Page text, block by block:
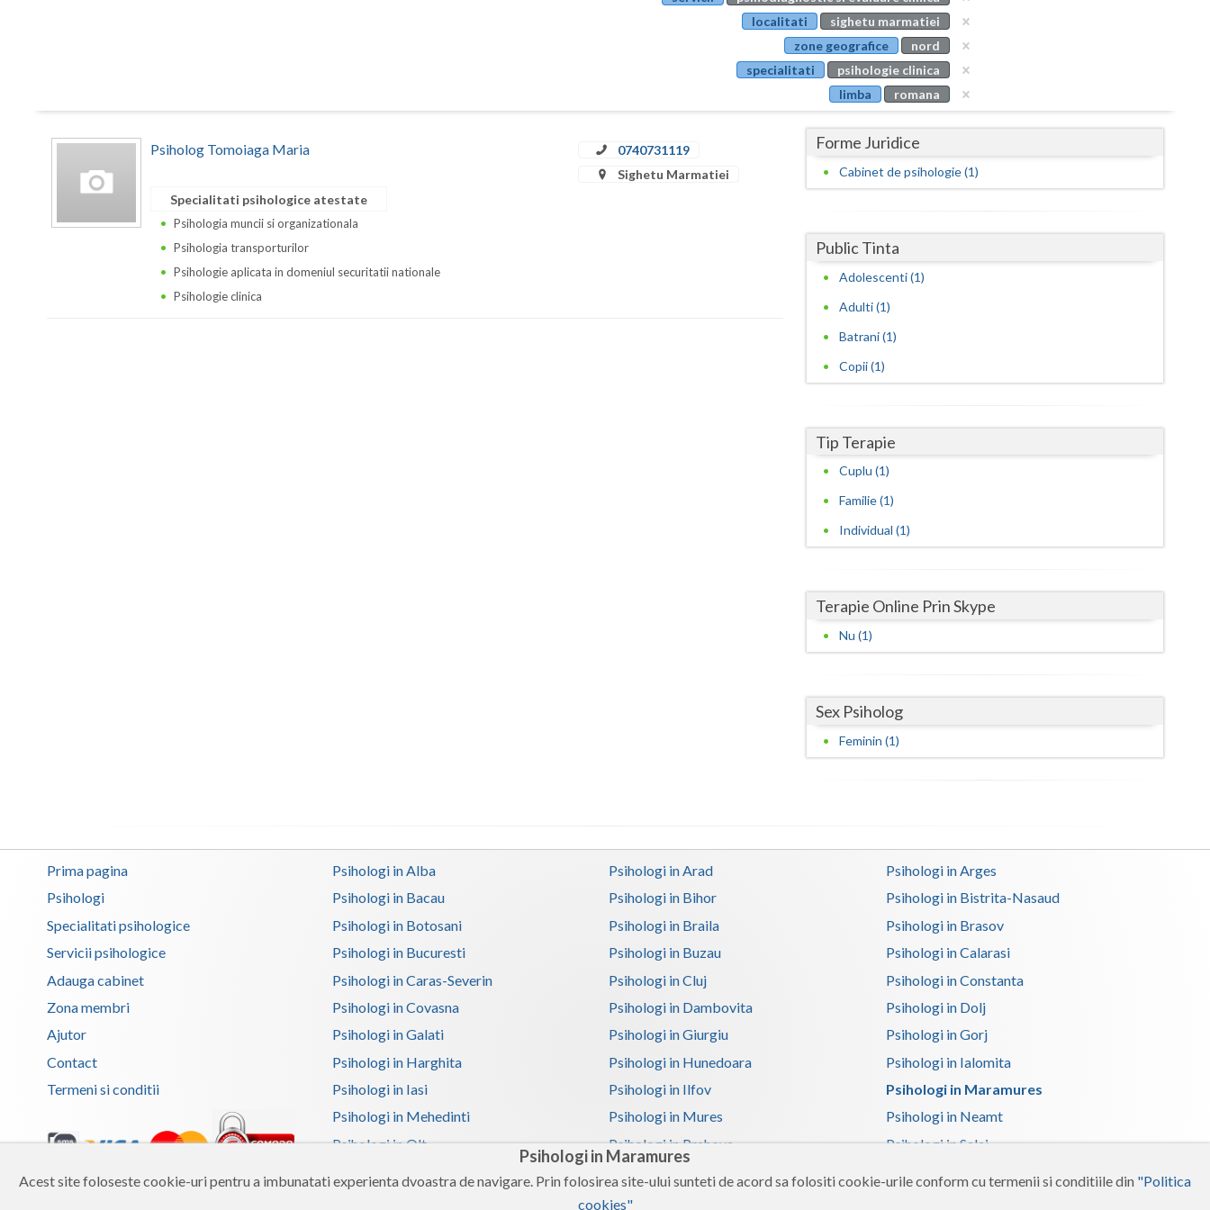
Psihologi in Maramures
Acest site foloseste cookie-uri pentru a imbunatati experienta dvoastra de navigare. Prin folosirea site-ului sunteti de acord sa folositi cookie-urile conform cu termenii si conditiile din "Politica
cookies"
Buzau
Calarasi
Caras-Severin
Covasna
Dolj
Ilfov
Mehedinti
Neamt
Olt
Sibiu
Suceava
Teleorman
Timis
Tulcea
Valcea
Vaslui
Vrancea
localitati
sighetu marmatiei
zone geografice
nord
specialitati
psihologie clinica
limba
romana
Psiholog Tomoiaga Maria
0740731119
Sighetu Marmatiei
Specialitati psihologice atestate
Psihologia muncii si organizationala
Psihologia transporturilor
Psihologie aplicata in domeniul securitatii nationale
Psihologie clinica
Forme Juridice
Cabinet de psihologie (1)
Public Tinta
Adolescenti (1)
Adulti (1)
Batrani (1)
Copii (1)
Tip Terapie
Cuplu (1)
Familie (1)
Individual (1)
Terapie Online Prin Skype
Nu (1)
Sex Psiholog
Feminin (1)
Prima pagina
Psihologi
Specialitati psihologice
Servicii psihologice
Adauga cabinet
Zona membri
Ajutor
Contact
Termeni si conditii
Copyright 2026 Reframing SRL
Psihologi in Alba Psihologi in Arad
Psihologi in Arges
Psihologi in Bacau
Psihologi in Bihor
Psihologi in Bistrita-Nasaud
Psihologi in Botosani
Psihologi in Braila
Psihologi in Brasov
Psihologi in Bucuresti
Psihologi in Buzau
Psihologi in Calarasi
Psihologi in Caras-Severin
Psihologi in Cluj
Psihologi in Constanta
Psihologi in Covasna
Psihologi in Dambovita
Psihologi in Dolj
Psihologi in Galati
Psihologi in Giurgiu
Psihologi in Gorj
Psihologi in Harghita
Psihologi in Hunedoara
Psihologi in Ialomita
Psihologi in Iasi
Psihologi in Ilfov
Psihologi in Maramures
Psihologi in Mehedinti
Psihologi in Mures
Psihologi in Neamt
Psihologi in Olt
Psihologi in Prahova
Psihologi in Salaj
Psihologi in Timis